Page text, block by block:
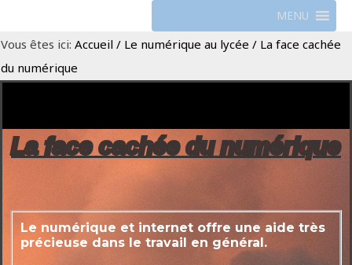
MENU
Vous êtes ici: Accueil / Le numérique au lycée / La face cachée
du numérique
La face cachée du numérique
Le numérique et internet offre une aide très
précieuse dans le travail en général.